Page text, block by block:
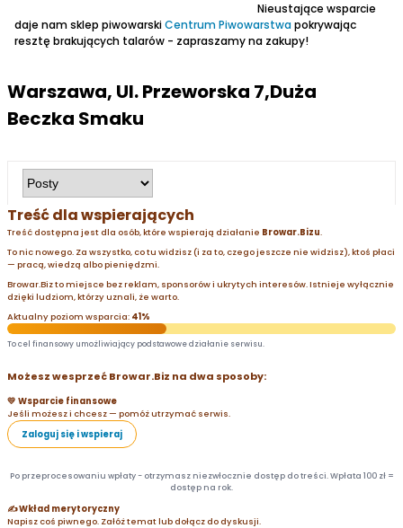
Nieustające wsparcie
daje nam sklep piwowarskiCentrum Piwowarstwapokrywając
resztę brakujących talarów - zapraszamy na zakupy!
Warszawa, Ul. Przeworska 7,Duża
Beczka Smaku
Treść dla wspierających
Treść dostępna jest dla osób, które wspierają działanie Browar.Bizu.
To nic nowego. Za wszystko, co tu widzisz (i za to, czego jeszcze nie widzisz), ktoś płaci
— pracą, wiedzą albo pieniędzmi.
Browar.Biz to miejsce bez reklam, sponsorów i ukrytych interesów. Istnieje wyłącznie
dzięki ludziom, którzy uznali, że warto.
Aktualny poziom wsparcia: 41%
To cel finansowy umożliwiający podstawowe działanie serwisu.
Możesz wesprzeć Browar.Biz na dwa sposoby:
💛 Wsparcie finansowe
Jeśli możesz i chcesz — pomóż utrzymać serwis.
Zaloguj się i wspieraj
Po przeprocesowaniu wpłaty - otrzymasz niezwłocznie dostęp do treści. Wpłata 100 zł =
dostęp na rok.
✍️ Wkład merytoryczny
Napisz coś piwnego. Załóż temat lub dołącz do dyskusji.